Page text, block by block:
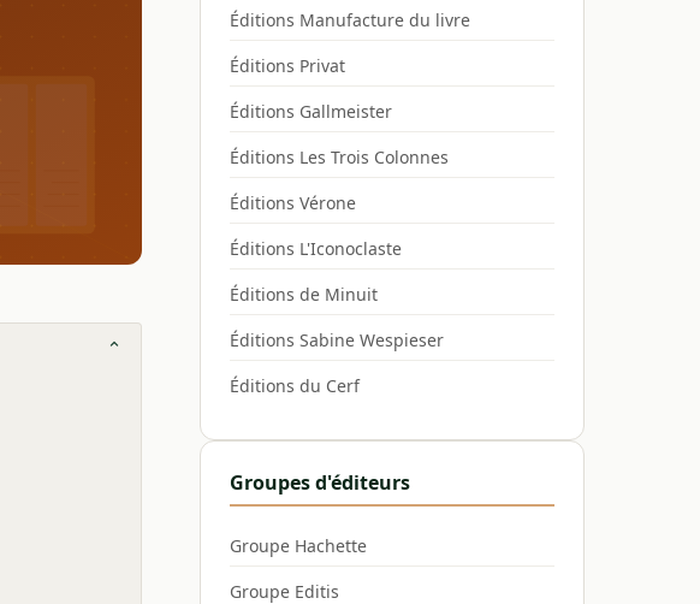
Éditions Manufacture du livre
Éditions Privat
Éditions Gallmeister
Éditions Les Trois Colonnes
Éditions Vérone
Éditions L'Iconoclaste
Éditions de Minuit
Éditions Sabine Wespieser
Éditions du Cerf
Groupes d'éditeurs
Groupe Hachette
Groupe Editis